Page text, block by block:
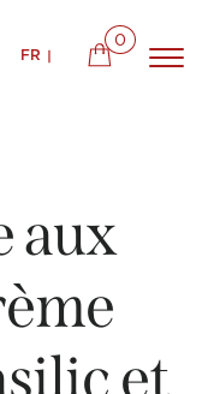
FR
0
aux
et